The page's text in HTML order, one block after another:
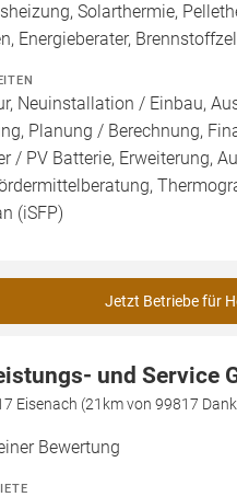
Solarthermie,
Energieberater,
Neuinstallation / Einbau,
Planung / Berechnung,
/ PV Batterie, Erweiterung,
(iSFP)
Jetzt Betriebe für
und Service
Eisenach (21km von 99817
Bewertung